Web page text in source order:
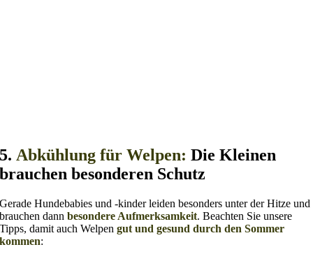
5.Abkühlung für Welpen: Die Kleinen
brauchen besonderen Schutz
Gerade Hundebabies und -kinder leiden besonders unter der Hitze und
brauchen dannbesondere Aufmerksamkeit. Beachten Sie unsere
Tipps, damit auch Welpengut und gesund durch den Sommer
kommen: